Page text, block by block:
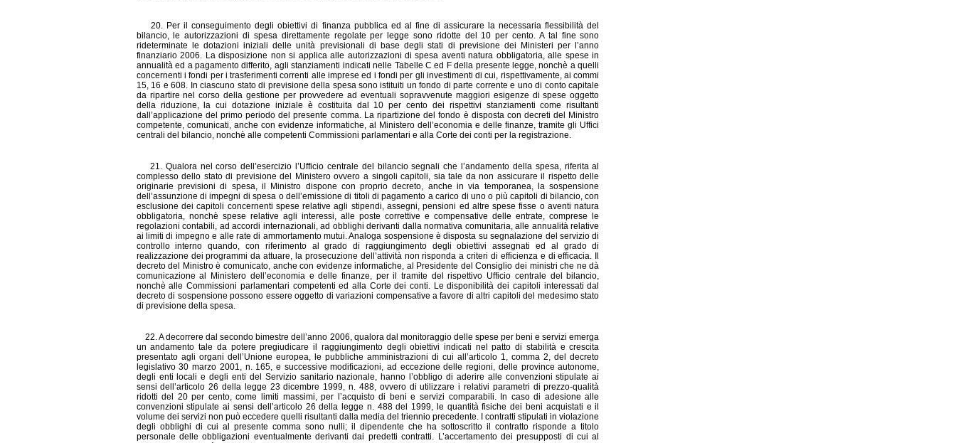
20. Per il conseguimento degli obiettivi di finanza pubblica ed al fine di assicurare la necessaria flessibilità del
bilancio, le autorizzazioni di spesa direttamente regolate per legge sono ridotte del 10 per cento. A tal fine sono
rideterminate le dotazioni iniziali delle unità previsionali di base degli stati di previsione dei Ministeri per l’anno
finanziario 2006. La disposizione non si applica alle autorizzazioni di spesa aventi natura obbligatoria, alle spese in
annualità ed a pagamento differito, agli stanziamenti indicati nelle Tabelle C ed F della presente legge, nonchè a quelli
concernenti i fondi per i trasferimenti correnti alle imprese ed i fondi per gli investimenti di cui, rispettivamente, ai commi
15, 16 e 608. In ciascuno stato di previsione della spesa sono istituiti un fondo di parte corrente e uno di conto capitale
da ripartire nel corso della gestione per provvedere ad eventuali sopravvenute maggiori esigenze di spese oggetto
della riduzione, la cui dotazione iniziale è costituita dal 10 per cento dei rispettivi stanziamenti come risultanti
dall’applicazione del primo periodo del presente comma. La ripartizione del fondo è disposta con decreti del Ministro
competente, comunicati, anche con evidenze informatiche, al Ministero dell’economia e delle finanze, tramite gli Uffici
centrali del bilancio, nonchè alle competenti Commissioni parlamentari e alla Corte dei conti per la registrazione.
21. Qualora nel corso dell’esercizio l’Ufficio centrale del bilancio segnali che l’andamento della spesa, riferita al
complesso dello stato di previsione del Ministero ovvero a singoli capitoli, sia tale da non assicurare il rispetto delle
originarie previsioni di spesa, il Ministro dispone con proprio decreto, anche in via temporanea, la sospensione
dell’assunzione di impegni di spesa o dell’emissione di titoli di pagamento a carico di uno o più capitoli di bilancio, con
esclusione dei capitoli concernenti spese relative agli stipendi, assegni, pensioni ed altre spese fisse o aventi natura
obbligatoria, nonchè spese relative agli interessi, alle poste correttive e compensative delle entrate, comprese le
regolazioni contabili, ad accordi internazionali, ad obblighi derivanti dalla normativa comunitaria, alle annualità relative
ai limiti di impegno e alle rate di ammortamento mutui. Analoga sospensione è disposta su segnalazione del servizio di
controllo interno quando, con riferimento al grado di raggiungimento degli obiettivi assegnati ed al grado di
realizzazione dei programmi da attuare, la prosecuzione dell’attività non risponda a criteri di efficienza e di efficacia. Il
decreto del Ministro è comunicato, anche con evidenze informatiche, al Presidente del Consiglio dei ministri che ne dà
comunicazione al Ministero dell’economia e delle finanze, per il tramite del rispettivo Ufficio centrale del bilancio,
nonchè alle Commissioni parlamentari competenti ed alla Corte dei conti. Le disponibilità dei capitoli interessati dal
decreto di sospensione possono essere oggetto di variazioni compensative a favore di altri capitoli del medesimo stato
di previsione della spesa.
22. A decorrere dal secondo bimestre dell’anno 2006, qualora dal monitoraggio delle spese per beni e servizi emerga
un andamento tale da potere pregiudicare il raggiungimento degli obiettivi indicati nel patto di stabilità e crescita
presentato agli organi dell’Unione europea, le pubbliche amministrazioni di cui all’articolo 1, comma 2, del decreto
legislativo 30 marzo 2001, n. 165, e successive modificazioni, ad eccezione delle regioni, delle province autonome,
degli enti locali e degli enti del Servizio sanitario nazionale, hanno l’obbligo di aderire alle convenzioni stipulate ai
sensi dell’articolo 26 della legge 23 dicembre 1999, n. 488, ovvero di utilizzare i relativi parametri di prezzo-qualità
ridotti del 20 per cento, come limiti massimi, per l’acquisto di beni e servizi comparabili. In caso di adesione alle
convenzioni stipulate ai sensi dell’articolo 26 della legge n. 488 del 1999, le quantità fisiche dei beni acquistati e il
volume dei servizi non può eccedere quelli risultanti dalla media del triennio precedente. I contratti stipulati in violazione
degli obblighi di cui al presente comma sono nulli; il dipendente che ha sottoscritto il contratto risponde a titolo
personale delle obbligazioni eventualmente derivanti dai predetti contratti. L’accertamento dei presupposti di cui al